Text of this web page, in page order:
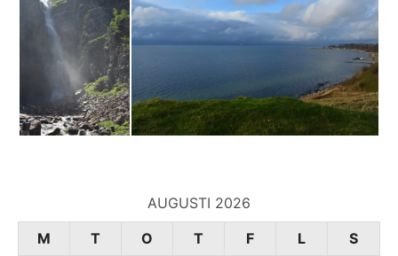
AUGUSTI 2026
M
T O T F L
S